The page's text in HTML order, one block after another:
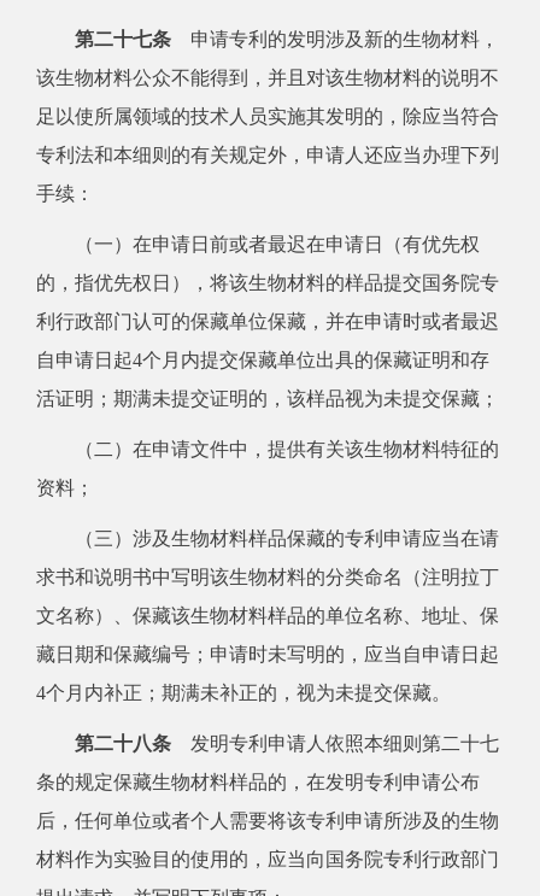
第二十七条 申请专利的发明涉及新的生物材料，
该生物材料公众不能得到，并且对该生物材料的说明不
足以使所属领域的技术人员实施其发明的，除应当符合
专利法和本细则的有关规定外，申请人还应当办理下列
手续：
（一）在申请日前或者最迟在申请日（有优先权
的，指优先权日），将该生物材料的样品提交国务院专
利行政部门认可的保藏单位保藏，并在申请时或者最迟
自申请日起4个月内提交保藏单位出具的保藏证明和存
活证明；期满未提交证明的，该样品视为未提交保藏；
（二）在申请文件中，提供有关该生物材料特征的
资料；
（三）涉及生物材料样品保藏的专利申请应当在请
求书和说明书中写明该生物材料的分类命名（注明拉丁
文名称）、保藏该生物材料样品的单位名称、地址、保
藏日期和保藏编号；申请时未写明的，应当自申请日起
4个月内补正；期满未补正的，视为未提交保藏。
第二十八条 发明专利申请人依照本细则第二十七
条的规定保藏生物材料样品的，在发明专利申请公布
后，任何单位或者个人需要将该专利申请所涉及的生物
材料作为实验目的使用的，应当向国务院专利行政部门